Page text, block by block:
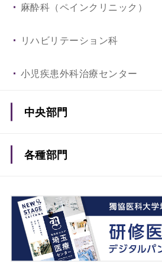
麻酔科（ペインクリニック）
リハビリテーション科
小児疾患外科治療センター
中央部門
総合患者支援センター
子どものこころ診療センター
内視鏡センター
各種部門
薬剤部
看護部
事務部